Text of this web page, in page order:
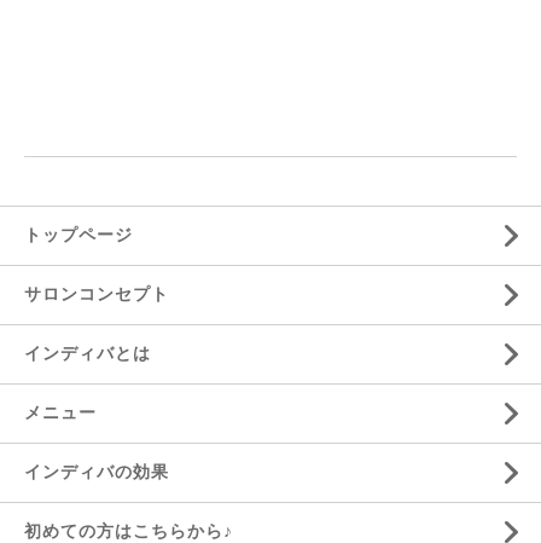
トップページ
サロンコンセプト
インディバとは
メニュー
インディバの効果
初めての方はこちらから♪